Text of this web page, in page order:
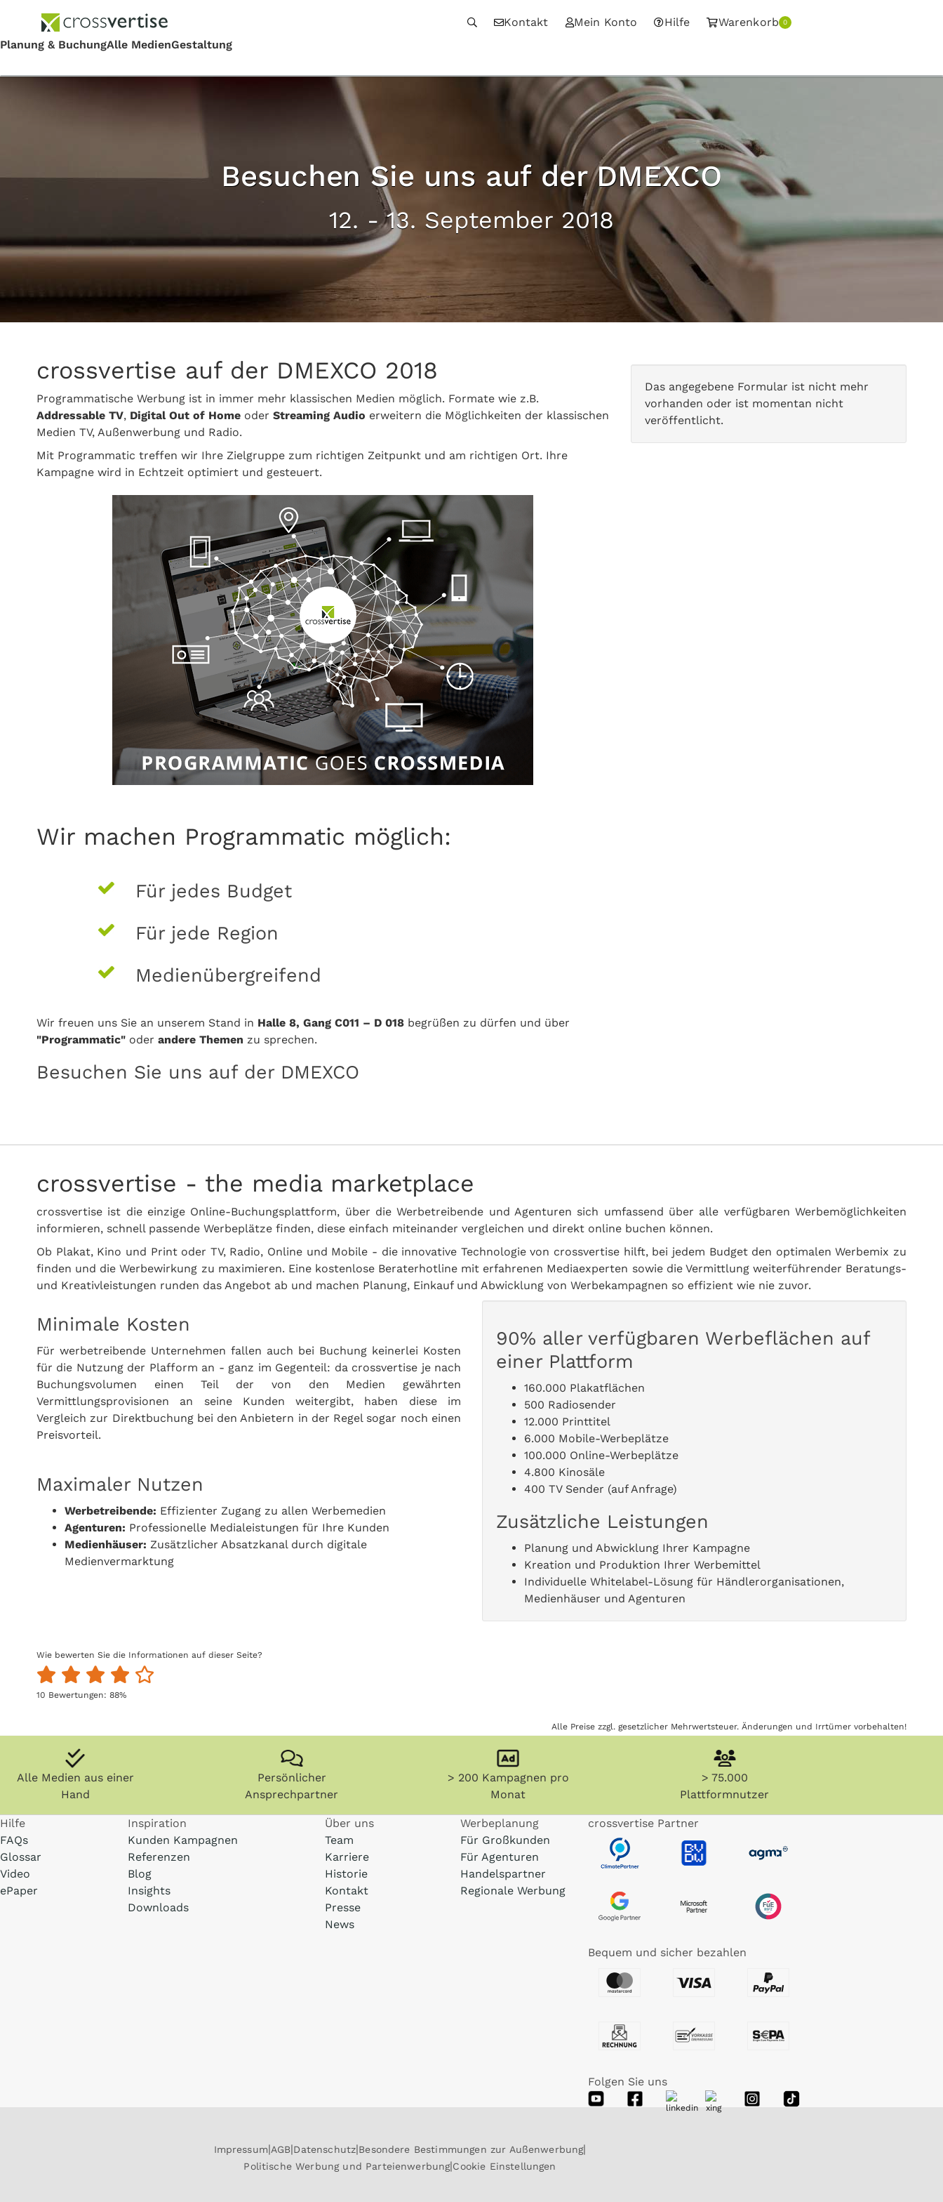
Kontakt Mein Konto Hilfe Warenkorb 0
Besuchen Sie uns auf der DMEXCO
12. - 13. September 2018
crossvertise auf der DMEXCO 2018
Programmatische Werbung ist in immer mehr klassischen Medien möglich. Formate wie z.B.
Addressable TV, Digital Out of Home oder Streaming Audio erweitern die Möglichkeiten der klassischen
Medien TV, Außenwerbung und Radio.
Mit Programmatic treffen wir Ihre Zielgruppe zum richtigen Zeitpunkt und am richtigen Ort. Ihre
Kampagne wird in Echtzeit optimiert und gesteuert.
Wir machen Programmatic möglich:
Für jedes Budget
Für jede Region
Medienübergreifend
Wir freuen uns Sie an unserem Stand in Halle 8, Gang C011 – D 018 begrüßen zu dürfen und über
"Programmatic" oder andere Themen zu sprechen.
Besuchen Sie uns auf der DMEXCO
Das angegebene Formular ist nicht mehr
vorhanden oder ist momentan nicht
veröffentlicht.
crossvertise - the media marketplace
crossvertise ist die einzige Online-Buchungsplattform, über die Werbetreibende und Agenturen sich umfassend über alle verfügbaren Werbemöglichkeiten
informieren, schnell passende Werbeplätze finden, diese einfach miteinander vergleichen und direkt online buchen können.
Ob Plakat, Kino und Print oder TV, Radio, Online und Mobile - die innovative Technologie von crossvertise hilft, bei jedem Budget den optimalen Werbemix zu
finden und die Werbewirkung zu maximieren. Eine kostenlose Beraterhotline mit erfahrenen Mediaexperten sowie die Vermittlung weiterführender Beratungs-
und Kreativleistungen runden das Angebot ab und machen Planung, Einkauf und Abwicklung von Werbekampagnen so effizient wie nie zuvor.
Minimale Kosten
Für werbetreibende Unternehmen fallen auch bei Buchung keinerlei Kosten
für die Nutzung der Plafform an - ganz im Gegenteil: da crossvertise je nach
Buchungsvolumen einen Teil der von den Medien gewährten
Vermittlungsprovisionen an seine Kunden weitergibt, haben diese im
Vergleich zur Direktbuchung bei den Anbietern in der Regel sogar noch einen
Preisvorteil.
Maximaler Nutzen
Werbetreibende: Effizienter Zugang zu allen Werbemedien
Agenturen: Professionelle Medialeistungen für Ihre Kunden
Medienhäuser: Zusätzlicher Absatzkanal durch digitale
Medienvermarktung
90% aller verfügbaren Werbeflächen auf
einer Plattform
160.000 Plakatflächen
500 Radiosender
12.000 Printtitel
6.000 Mobile-Werbeplätze
100.000 Online-Werbeplätze
4.800 Kinosäle
400 TV Sender (auf Anfrage)
Zusätzliche Leistungen
Planung und Abwicklung Ihrer Kampagne
Kreation und Produktion Ihrer Werbemittel
Individuelle Whitelabel-Lösung für Händlerorganisationen,
Medienhäuser und Agenturen
Wie bewerten Sie die Informationen auf dieser Seite?
10 Bewertungen: 88%
Alle Preise zzgl. gesetzlicher Mehrwertsteuer. Änderungen und Irrtümer vorbehalten!
Alle Medien aus einer
Hand
Persönlicher
Ansprechpartner
> 200 Kampagnen pro
Monat
> 75.000
Plattformnutzer
Hilfe
FAQs
Glossar
Video
ePaper
Inspiration
Kunden Kampagnen
Referenzen
Blog
Insights
Downloads
Über uns
Team
Karriere
Historie
Kontakt
Presse
News
Werbeplanung
Für Großkunden
Für Agenturen
Handelspartner
Regionale Werbung
crossvertise Partner
Bequem und sicher bezahlen
Folgen Sie uns
Impressum AGB Datenschutz Besondere Bestimmungen zur Außenwerbung
Politische Werbung und Parteienwerbung Cookie Einstellungen